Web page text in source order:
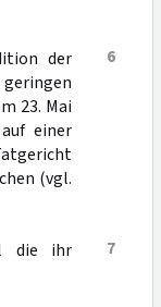
6
der
23. Mai
einer
(vgl.
7
die ihr